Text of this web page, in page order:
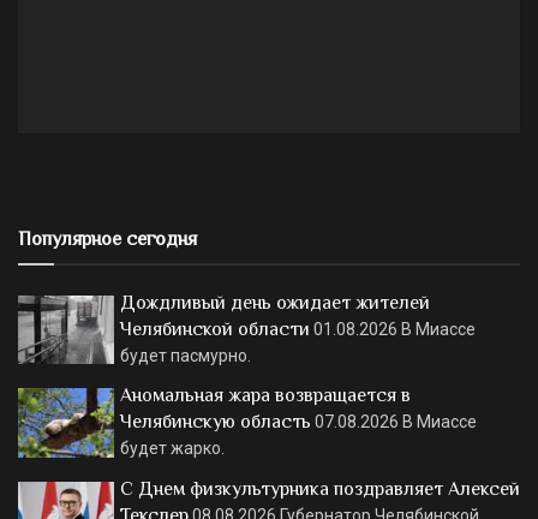
Популярное сегодня
Дождливый день ожидает жителей
Челябинской области 01.08.2026 В Миассе
будет пасмурно.
Аномальная жара возвращается в
Челябинскую область 07.08.2026 В Миассе
будет жарко.
С Днем физкультурника поздравляет Алексей
08.08.2026 Губернатор Челябинской